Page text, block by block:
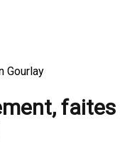
Gourlay
faites